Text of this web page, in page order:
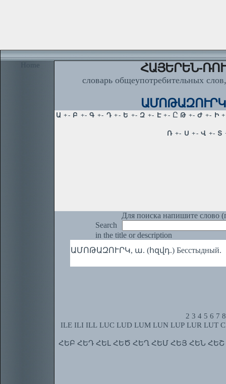
Home ՀԱՅԵՐԵՆ-
словарь общеупотребительных
ԱՄՈԹԱԶՈՒՐԿ,
Для поиска напишите слово
Search
in the title or description
ԱՄՈԹԱԶՈՒՐԿ, ա. (հզվդ.) Бесстыдный.
2 3 4 5 6 7 8
ILE ILI ILL LUC LUD LUM LUN LUP LUR LUT
ՀԵԲ ՀԵԴ ՀԵԼ ՀԵԾ ՀԵՂ ՀԵՄ ՀԵՅ ՀԵՆ ՀԵՇ